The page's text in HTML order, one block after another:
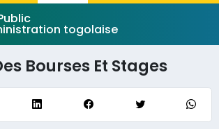
togolaise
Bourses Et Stages